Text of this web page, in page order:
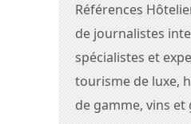
Références
de journalistes
spécialistes et
tourisme de luxe,
de gamme, vins